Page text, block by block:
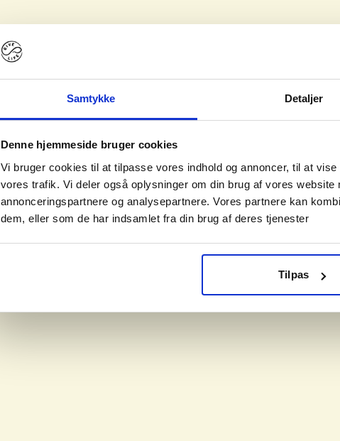
Samtykke Detaljer
Denne hjemmeside bruger cookies
Vi bruger cookies til at tilpasse vores indhold og annoncer, til at
vores trafik. Vi deler også oplysninger om din brug af vores
annonceringspartnere og analysepartnere. Vores partnere kan
dem, eller som de har indsamlet fra din brug af deres tjenester
Tilpas